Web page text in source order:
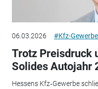
06.03.2026 #Kfz-
Trotz Preisdruck
Solides Autojahr
Hessens Kfz‑Gewerbe